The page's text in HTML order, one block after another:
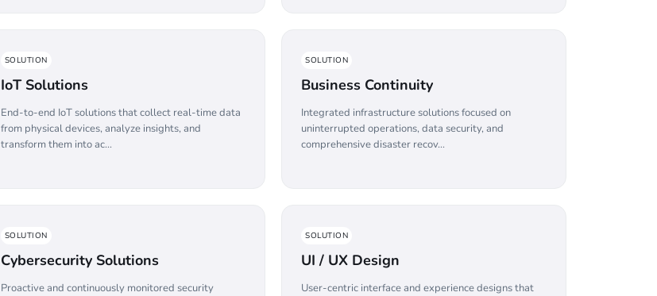
SOLUTION
IoT Solutions
End-to-end IoT solutions that collect real-time data
from physical devices, analyze insights, and
transform them into ac...
SOLUTION
Business Continuity
Integrated infrastructure solutions focused on
uninterrupted operations, data security, and
comprehensive disaster recov...
SOLUTION
Cybersecurity Solutions
Proactive and continuously monitored security
SOLUTION
UI / UX Design
User-centric interface and experience designs that